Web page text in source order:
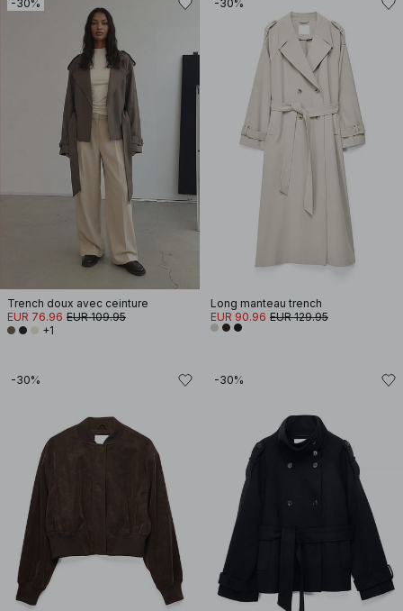
-30%
Trench doux avec ceinture
EUR 76.96 EUR 109.95
+1
-30%
Long manteau trench
EUR 90.96 EUR 129.95
-30% -30%